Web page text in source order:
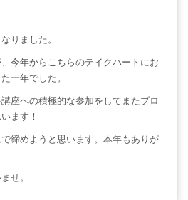
りました。
今年からこちらのテイクハートにお
一年でした。
座への積極的な参加をしてまたブロ
ます！
締めようと思います。本年もありが
せ。